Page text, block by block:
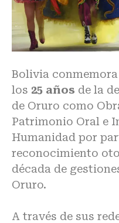
Bolivia conmemora
los 25 años de la
de Oruro como
Patrimonio Oral e
Humanidad por
reconocimiento
década de
Oruro.
A través de sus